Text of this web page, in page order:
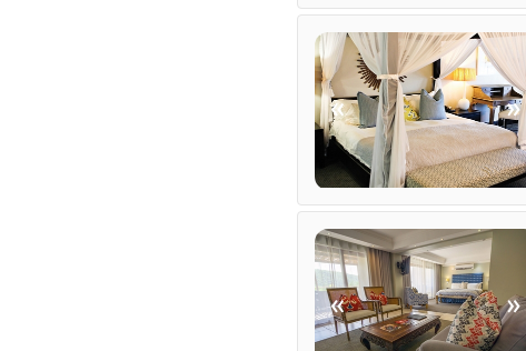
Geschäftsdienstleistungen
Catering (hausintern)
Koordinator (inhouse)
Behindertengerecht
Ausstellungsfläche
ESSEN UND TRINKEN
Kostenloser Tee / Kaffee
TRANSFERS
Flughafentransfers
« »
« »